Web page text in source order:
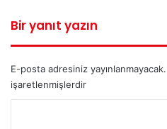
Bir yanıt yazın
E-posta adresiniz yayınlanmayacak.
işaretlenmişlerdir